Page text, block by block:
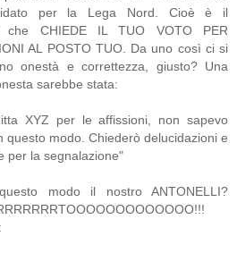
per la Lega Nord. Cioè è il
che CHIEDE IL TUO VOTO PER
AL POSTO TUO. Da uno così ci si
onestà e correttezza, giusto? Una
sarebbe stata:
XYZ per le affissioni, non sapevo
questo modo. Chiederò delucidazioni e
per la segnalazione"
modo il nostro ANTONELLI?